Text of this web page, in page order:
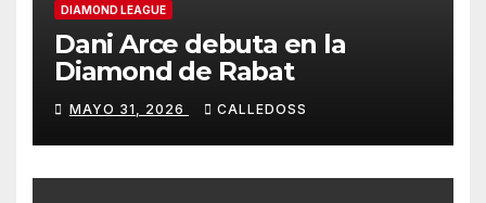
DIAMOND LEAGUE
Dani Arce debuta en la
Diamond de Rabat
MAYO 31, 2026 CALLEDOSS